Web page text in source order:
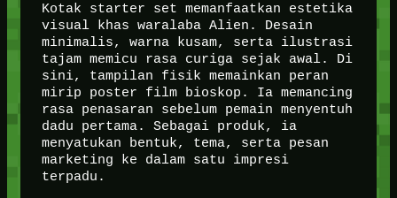
Kotak starter set memanfaatkan estetika
visual khas waralaba Alien. Desain
minimalis, warna kusam, serta ilustrasi
tajam memicu rasa curiga sejak awal. Di
sini, tampilan fisik memainkan peran
mirip poster film bioskop. Ia memancing
rasa penasaran sebelum pemain menyentuh
dadu pertama. Sebagai produk, ia
menyatukan bentuk, tema, serta pesan
marketing ke dalam satu impresi
terpadu.